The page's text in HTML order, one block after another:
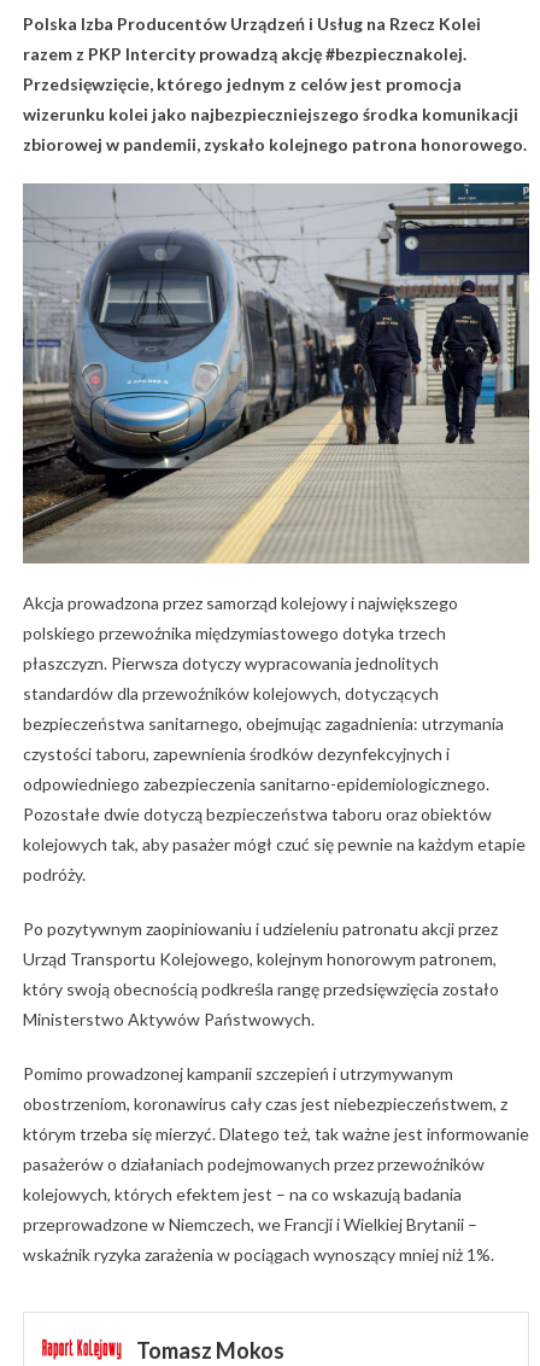
Polska Izba Producentów Urządzeń i Usług na Rzecz Kolei
razem z PKP Intercity prowadzą akcję #bezpiecznakolej.
Przedsięwzięcie, którego jednym z celów jest promocja
wizerunku kolei jako najbezpieczniejszego środka komunikacji
zbiorowej w pandemii, zyskało kolejnego patrona honorowego.
Akcja prowadzona przez samorząd kolejowy i największego
polskiego przewoźnika międzymiastowego dotyka trzech
płaszczyzn. Pierwsza dotyczy wypracowania jednolitych
standardów dla przewoźników kolejowych, dotyczących
bezpieczeństwa sanitarnego, obejmując zagadnienia: utrzymania
czystości taboru, zapewnienia środków dezynfekcyjnych i
odpowiedniego zabezpieczenia sanitarno-epidemiologicznego.
Pozostałe dwie dotyczą bezpieczeństwa taboru oraz obiektów
kolejowych tak, aby pasażer mógł czuć się pewnie na każdym etapie
podróży.
Po pozytywnym zaopiniowaniu i udzieleniu patronatu akcji przez
Urząd Transportu Kolejowego, kolejnym honorowym patronem,
który swoją obecnością podkreśla rangę przedsięwzięcia zostało
Ministerstwo Aktywów Państwowych.
Pomimo prowadzonej kampanii szczepień i utrzymywanym
obostrzeniom, koronawirus cały czas jest niebezpieczeństwem, z
którym trzeba się mierzyć. Dlatego też, tak ważne jest informowanie
pasażerów o działaniach podejmowanych przez przewoźników
kolejowych, których efektem jest – na co wskazują badania
przeprowadzone w Niemczech, we Francji i Wielkiej Brytanii –
wskaźnik ryzyka zarażenia w pociągach wynoszący mniej niż 1%.
Tomasz Mokos